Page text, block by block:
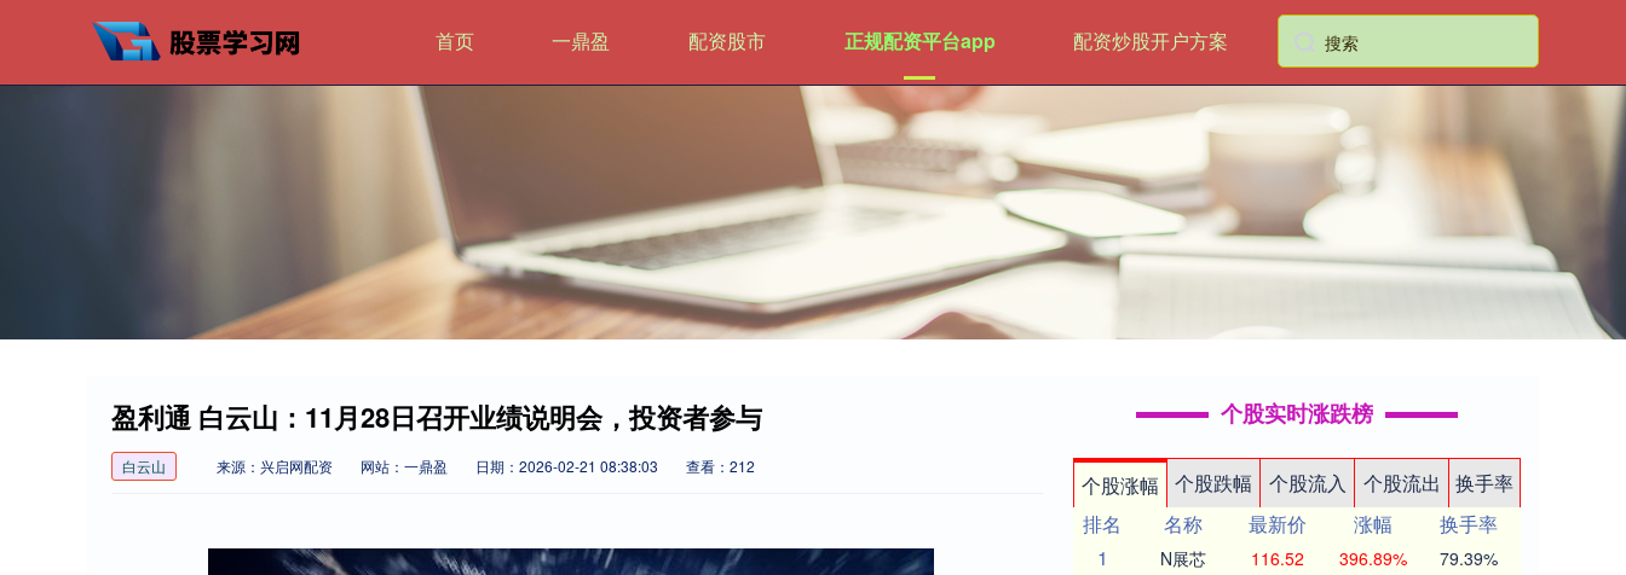
首页 一鼎盈 配资股市 正规配资平台app 配资炒股开户方案
盈利通 白云山：11月28日召开业绩说明会，投资者参与
白云山 来源：兴启网配资 网站：一鼎盈 日期：2026-02-21 08:38:03 查看：212
个股实时涨跌榜
个股涨幅 个股跌幅 个股流入 个股流出
换手率
排名
名称 最新价 涨幅
换手率
1
N展芯 116.52 396.89% 79.39%